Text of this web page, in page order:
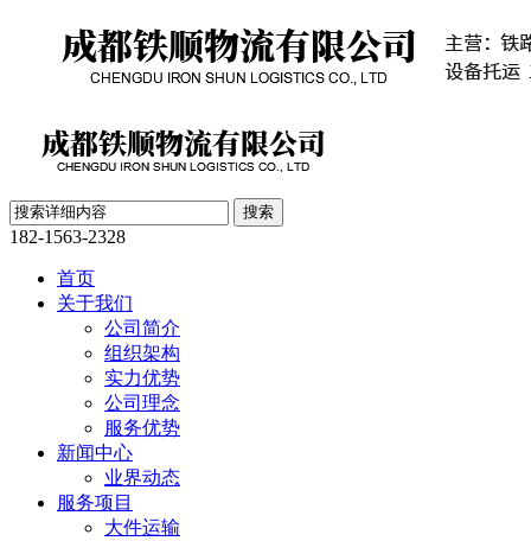
182-1563-2328
首页
关于我们
公司简介
组织架构
实力优势
公司理念
服务优势
新闻中心
业界动态
服务项目
大件运输